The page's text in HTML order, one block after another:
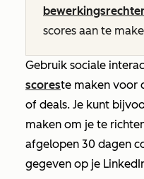
scores aan te
Gebruik sociale
scoreste maken voor
of deals. Je kunt
maken om je te
afgelopen 30 dagen
gegeven op je